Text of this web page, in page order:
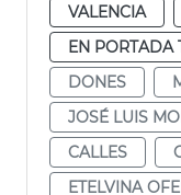
VALENCIA
EN PORTADA
DONES
JOSÉ LUIS
CALLES
ETELVINA